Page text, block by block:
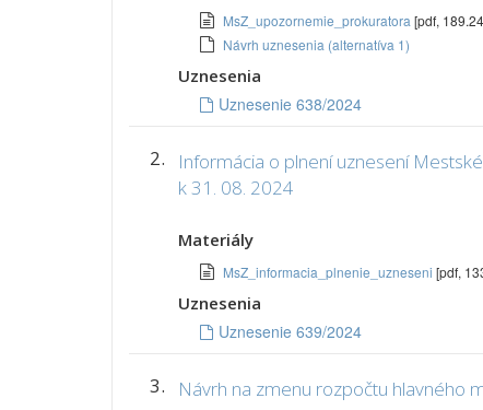
MsZ_upozornemie_prokuratora [pdf,
Návrh uznesenia (alternatíva 1)
Uznesenia
Uznesenie 638/2024
2.
Informácia o plnení uznesení
k 31. 08. 2024
Materiály
MsZ_informacia_plnenie_uzneseni [pdf,
Uznesenia
Uznesenie 639/2024
3. Návrh na zmenu rozpočtu hlavného